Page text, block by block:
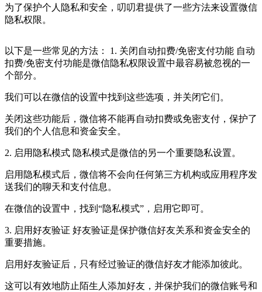
为了保护个人隐私和安全，叨叨君提供了一些方法来设置微信
隐私权限。
以下是一些常见的方法： 1. 关闭自动扣费/免密支付功能 自动
扣费/免密支付功能是微信隐私权限设置中最容易被忽视的一
个部分。
我们可以在微信的设置中找到这些选项，并关闭它们。
关闭这些功能后，微信将不能再自动扣费或免密支付，保护了
我们的个人信息和资金安全。
2. 启用隐私模式 隐私模式是微信的另一个重要隐私设置。
启用隐私模式后，微信将不会向任何第三方机构或应用程序发
送我们的聊天和支付信息。
在微信的设置中，找到“隐私模式”，启用它即可。
3. 启用好友验证 好友验证是保护微信好友关系和资金安全的
重要措施。
启用好友验证后，只有经过验证的微信好友才能添加彼此。
这可以有效地防止陌生人添加好友，并保护我们的微信账号和